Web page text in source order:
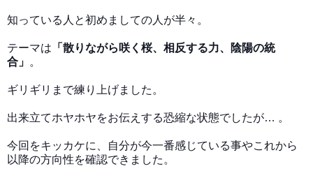
知っている人と初めましての人が半々。
テーマは 「散りながら咲く桜、相反する力、陰陽の統
合」 。
ギリギリまで練り上げました。
出来立てホヤホヤをお伝えする恐縮な状態でしたが… 。
今回をキッカケに、自分が今一番感じている事やこれから
以降の方向性を確認できました。